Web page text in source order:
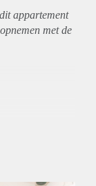
appartement
met de